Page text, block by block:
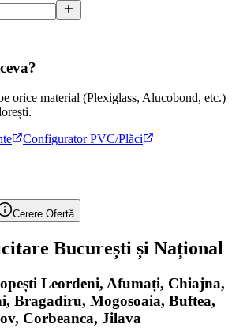
orice material (Plexiglass, Alucobond, etc.)
Configurator PVC/Plăci
Cerere Ofertă
București și Național
Leordeni, Afumați, Chiajna,
Bragadiru, Mogosoaia, Buftea,
Corbeanca, Jilava